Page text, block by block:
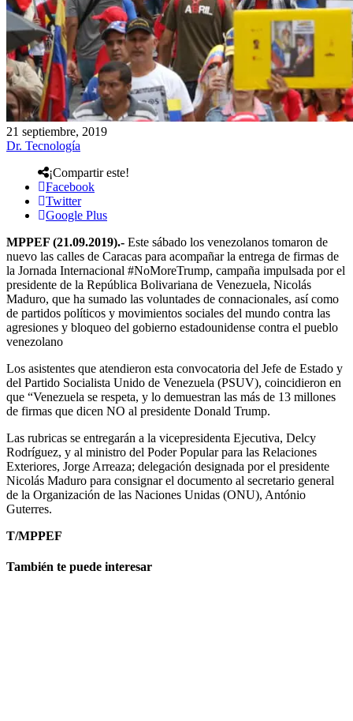
21 septiembre, 2019
Dr. Tecnología
¡Compartir este!
Facebook
Twitter
Google Plus
MPPEF (21.09.2019).- Este sábado los venezolanos tomaron de
nuevo las calles de Caracas para acompañar la entrega de firmas de
la Jornada Internacional #NoMoreTrump, campaña impulsada por el
presidente de la República Bolivariana de Venezuela, Nicolás
Maduro, que ha sumado las voluntades de connacionales, así como
de partidos políticos y movimientos sociales del mundo contra las
agresiones y bloqueo del gobierno estadounidense contra el pueblo
venezolano
Los asistentes que atendieron esta convocatoria del Jefe de Estado y
del Partido Socialista Unido de Venezuela (PSUV), coincidieron en
que “Venezuela se respeta, y lo demuestran las más de 13 millones
de firmas que dicen NO al presidente Donald Trump.
Las rubricas se entregarán a la vicepresidenta Ejecutiva, Delcy
Rodríguez, y al ministro del Poder Popular para las Relaciones
Exteriores, Jorge Arreaza; delegación designada por el presidente
Nicolás Maduro para consignar el documento al secretario general
de la Organización de las Naciones Unidas (ONU), António
Guterres.
T/MPPEF
También te puede interesar